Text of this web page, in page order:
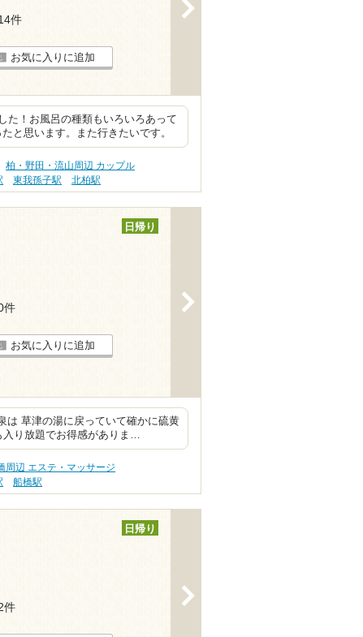
件
お気に入りに追加
た！お風呂の種類もいろいろあって
と思います。また行きたいです。
柏・野田・流山周辺 カップル
東我孫子駅 北柏駅
日帰り
件
お気に入りに追加
は 草津の湯に戻っていて確かに硫黄
入り放題でお得感がありま…
周辺 エステ・マッサージ
船橋駅
日帰り
件